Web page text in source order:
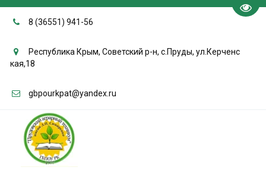
8 (36551) 941-56
Республика Крым, Советский р-н, с.Пруды, ул.Керченс
кая,18
gbpourkpat@yandex.ru